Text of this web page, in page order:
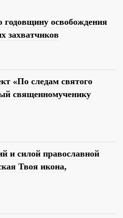
годовщину освобождения
захватчиков
«По следам святого
священномученику
и силой православной
Твоя икона,